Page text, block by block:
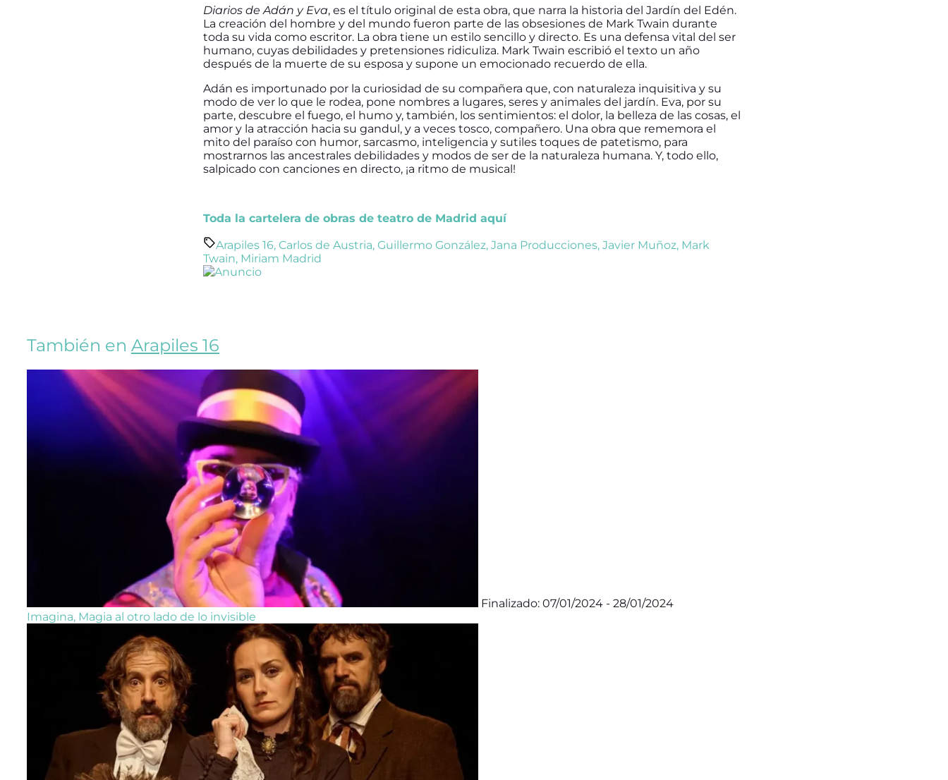
Diarios de Adán y Eva, es el título original de esta obra, que narra la historia del Jardín del Edén.
La creación del hombre y del mundo fueron parte de las obsesiones de Mark Twain durante
toda su vida como escritor. La obra tiene un estilo sencillo y directo. Es una defensa vital del ser
humano, cuyas debilidades y pretensiones ridiculiza. Mark Twain escribió el texto un año
después de la muerte de su esposa y supone un emocionado recuerdo de ella.
Adán es importunado por la curiosidad de su compañera que, con naturaleza inquisitiva y su
modo de ver lo que le rodea, pone nombres a lugares, seres y animales del jardín. Eva, por su
parte, descubre el fuego, el humo y, también, los sentimientos: el dolor, la belleza de las cosas, el
amor y la atracción hacia su gandul, y a veces tosco, compañero. Una obra que rememora el
mito del paraíso con humor, sarcasmo, inteligencia y sutiles toques de patetismo, para
mostrarnos las ancestrales debilidades y modos de ser de la naturaleza humana. Y, todo ello,
salpicado con canciones en directo, ¡a ritmo de musical!
Toda la cartelera de obras de teatro de Madrid aquí
Arapiles 16, Carlos de Austria, Guillermo González, Jana Producciones, Javier Muñoz, Mark
Twain, Miriam Madrid
También en Arapiles 16
Finalizado: 07/01/2024 - 28/01/2024
Imagina, Magia al otro lado de lo invisible